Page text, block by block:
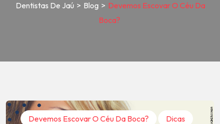
Dentistas De Jaú > Blog > Devemos Escovar O Céu Da
Boca?
Devemos Escovar O Céu Da Boca? Dicas